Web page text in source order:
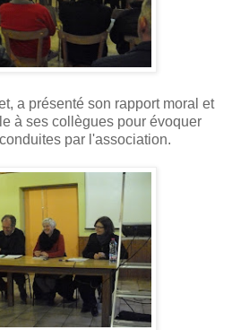
a présenté son rapport moral et
à ses collègues pour évoquer
par l'association.